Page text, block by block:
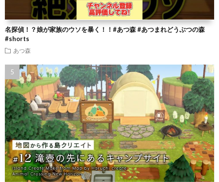
名探偵！？娘が家族のウソを暴く！！#あつ森 #あつまれどうぶつの森
#shorts
あつ森